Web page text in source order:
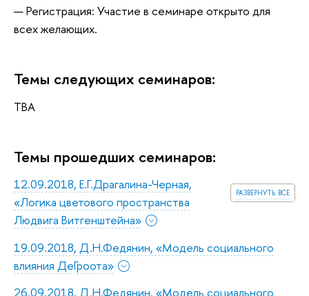
Регистрация: Участие в семинаре открыто для
всех желающих.
Темы следующих семинаров:
TBA
Темы прошедших семинаров:
развернуть все
12.09.2018, Е.Г.Драгалина-Черная,
«Логика цветового пространства
Людвига Витгенштейна»
19.09.2018, Д.Н.Федянин, «Модель социального
влияния ДеГроота»
26.09.2018, Д.Н.Федянин, «Модель социального